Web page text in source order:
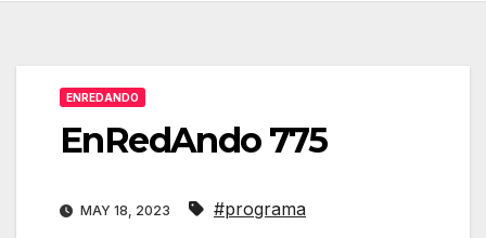
ENREDANDO
EnRedAndo 775
MAY 18, 2023 #programa